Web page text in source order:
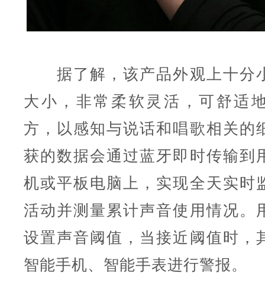
据了解，该产品外观上十分
大小，非常柔软灵活，可舒适
方，以感知与说话和唱歌相关的
获的数据会通过蓝牙即时传输到
机或平板电脑上，实现全天实时
活动并测量累计声音使用情况。
设置声音阈值，当接近阈值时，
智能手机、智能手表进行警报。